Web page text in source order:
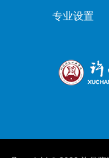
专业设置